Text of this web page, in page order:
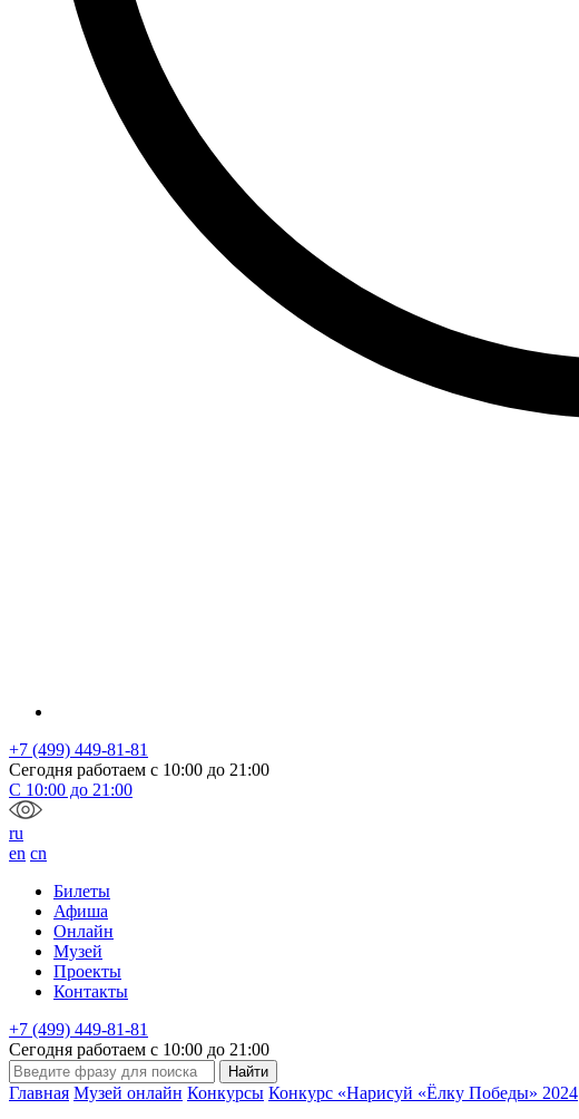
+7 (499) 449-81-81
Сегодня работаем с 10:00 до 21:00
С 10:00 до 21:00
ru
en cn
Билеты
Афиша
Онлайн
Музей
Проекты
Контакты
+7 (499) 449-81-81
Сегодня работаем с 10:00 до 21:00
Главная Музей онлайн Конкурсы Конкурс «Нарисуй «Ёлку Победы» 2024